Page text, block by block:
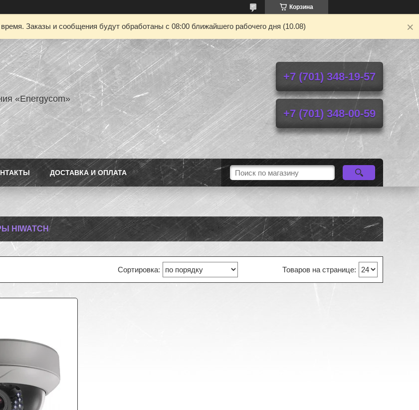
Корзина
Заказы и сообщения будут обработаны с 08:00 ближайшего рабочего дня (10.08)
«Energycom»
+7 (701) 348-19-57
+7 (701) 348-00-59
ДОСТАВКА И ОПЛАТА
HIWATCH